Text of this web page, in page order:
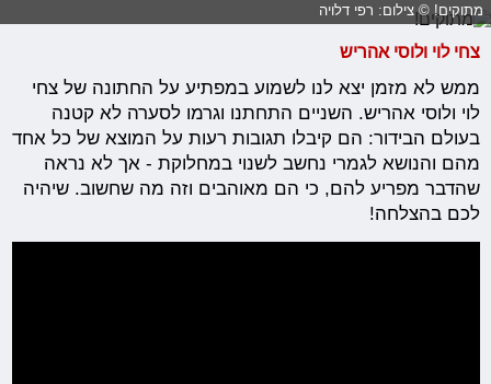
מתוקים! © צילום: רפי דלויה
צחי לוי ולוסי אהריש
ממש לא מזמן יצא לנו לשמוע במפתיע על החתונה של צחי
לוי ולוסי אהריש. השניים התחתנו וגרמו לסערה לא קטנה
בעולם הבידור: הם קיבלו תגובות רעות על המוצא של כל אחד
מהם והנושא לגמרי נחשב לשנוי במחלוקת - אך לא נראה
שהדבר מפריע להם, כי הם מאוהבים וזה מה שחשוב. שיהיה
לכם בהצלחה!